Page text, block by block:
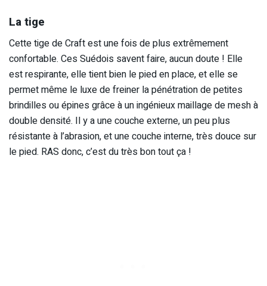
La tige
Cette tige de Craft est une fois de plus extrêmement
confortable. Ces Suédois savent faire, aucun doute ! Elle
est respirante, elle tient bien le pied en place, et elle se
permet même le luxe de freiner la pénétration de petites
brindilles ou épines grâce à un ingénieux maillage de mesh à
double densité. Il y a une couche externe, un peu plus
résistante à l’abrasion, et une couche interne, très douce sur
le pied. RAS donc, c’est du très bon tout ça !